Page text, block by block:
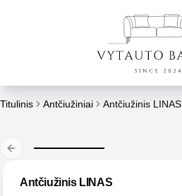
Titulinis Antčiužiniai Antčiužinis LINAS
Previous slide
Antčiužinis LINAS